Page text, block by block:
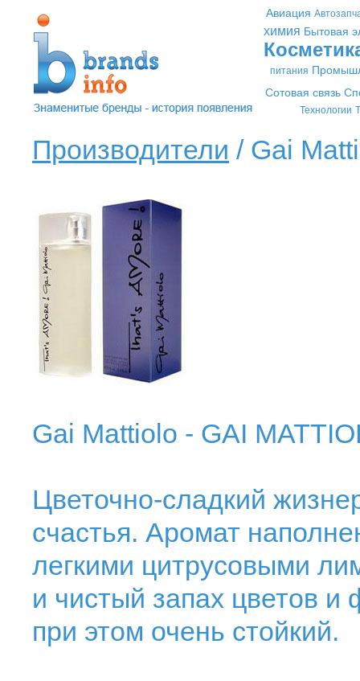
Авиация
химия Бытовая
питания
Сотовая связь
Технологии
Производители / Gai
Gai Mattiolo - GAI
Цветочно-сладкий
счастья. Аромат
легкими цитрусовыми
и чистый запах цветов и
при этом очень стойкий.